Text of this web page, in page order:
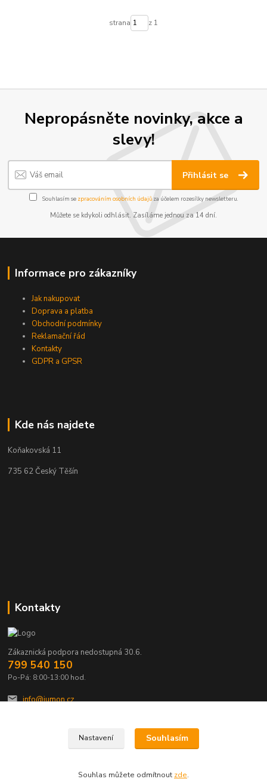
strana z 1
Nepropásněte novinky, akce a
slevy!
Přihlásit se
Souhlasím se zpracováním osobních údajůza účelem rozesílky newsletteru.
Můžete se kdykoli odhlásit. Zasíláme jednou za 14 dní.
Informace pro zákazníky
Jak nakupovat
Doprava a platba
Obchodní podmínky
Reklamační řád
Kontakty
GDPR a GPSR
Kde nás najdete
Koňakovská 11
735 62 Český Těšín
Kontakty
Zákaznická podpora nedostupná 30.6.
799 540 150
Po-Pá: 8:00-13:00 hod.
info@jumon.cz
Nastavení Souhlasím
Souhlas můžete odmítnout zde.